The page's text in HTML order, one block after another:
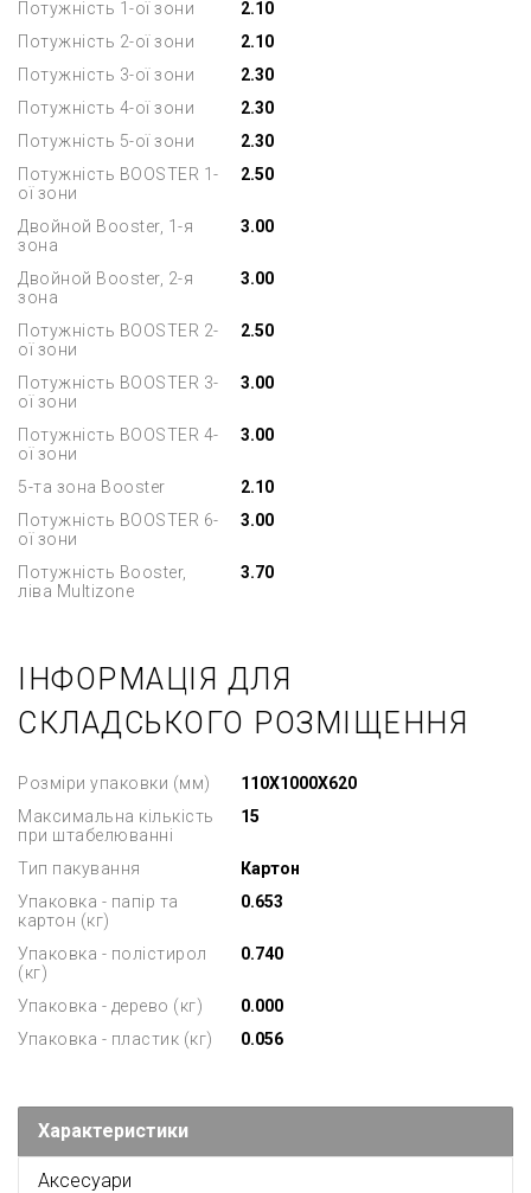
Потужність 1-ої зони
2.10
Потужність 2-ої зони
2.10
Потужність 3-ої зони
2.30
Потужність 4-ої зони
2.30
Потужність 5-ої зони
2.30
Потужність BOOSTER 1-
ої зони
2.50
Двойной Booster, 1-я
зона
3.00
Двойной Booster, 2-я
зона
3.00
Потужність BOOSTER 2-
ої зони
2.50
Потужність BOOSTER 3-
ої зони
3.00
Потужність BOOSTER 4-
ої зони
3.00
5-та зона Booster
2.10
Потужність BOOSTER 6-
ої зони
3.00
Потужність Booster,
ліва Multizone
3.70
ІНФОРМАЦІЯ ДЛЯ
СКЛАДСЬКОГО РОЗМІЩЕННЯ
Розміри упаковки (мм)
110X1000X620
Максимальна кількість
при штабелюванні
15
Тип пакування
Картон
Упаковка - папір та
картон (кг)
0.653
Упаковка - полістирол
(кг)
0.740
Упаковка - дерево (кг)
0.000
Упаковка - пластик (кг)
0.056
Характеристики
Аксесуари